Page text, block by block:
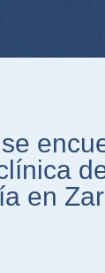
en